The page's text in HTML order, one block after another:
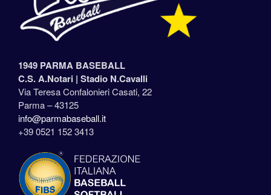
1949 PARMA BASEBALL
C.S. A.Notari | Stadio N.Cavalli
Via Teresa Confalonieri Casati, 22
Parma – 43125
info@parmabaseball.it
+39 0521 152 3413